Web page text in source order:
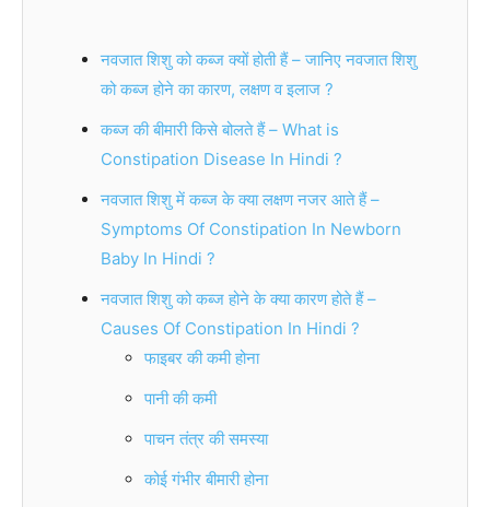
नवजात शिशु को कब्ज क्यों होती हैं – जानिए नवजात शिशु
को कब्ज होने का कारण, लक्षण व इलाज ?
कब्ज की बीमारी किसे बोलते हैं – What is
Constipation Disease In Hindi ?
नवजात शिशु में कब्ज के क्या लक्षण नजर आते हैं –
Symptoms Of Constipation In Newborn
Baby In Hindi ?
नवजात शिशु को कब्ज होने के क्या कारण होते हैं –
Causes Of Constipation In Hindi ?
फाइबर की कमी होना
पानी की कमी
पाचन तंत्र की समस्या
कोई गंभीर बीमारी होना